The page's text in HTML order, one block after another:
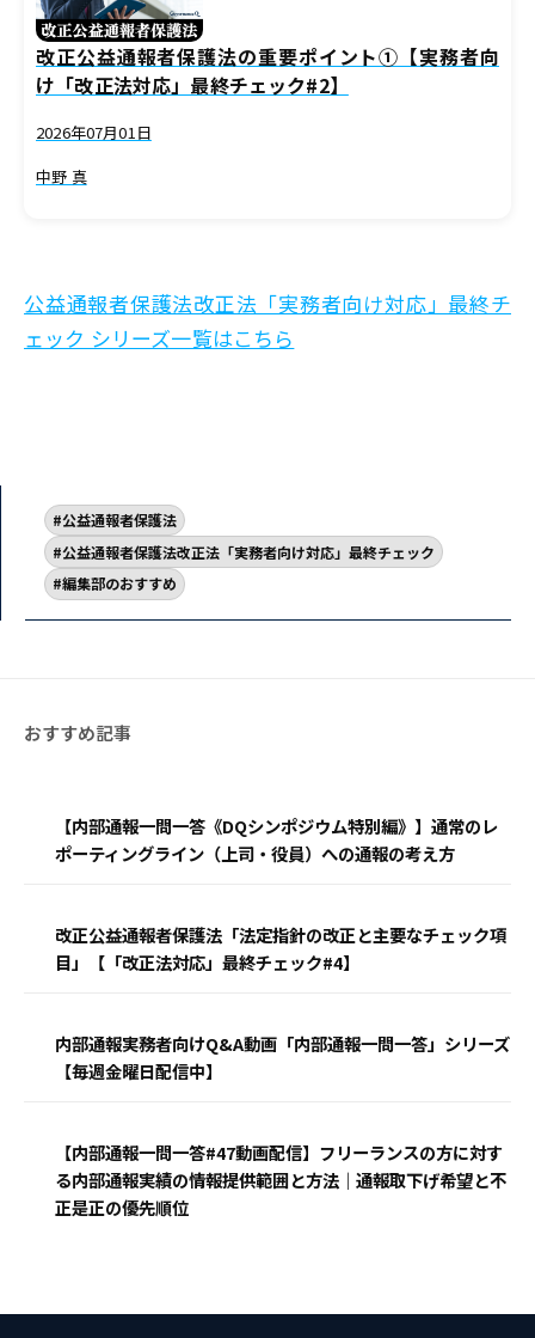
改正公益通報者保護法の重要ポイント①【実務者向
け「改正法対応」最終チェック#2】
2026年07月01日
中野 真
公益通報者保護法改正法「実務者向け対応」最終チ
ェック シリーズ一覧はこちら
公益通報者保護法
公益通報者保護法改正法「実務者向け対応」最終チェック
編集部のおすすめ
【内部通報一問一答《DQシンポジウム特別編》】通常のレ
ポーティングライン（上司・役員）への通報の考え方
改正公益通報者保護法「法定指針の改正と主要なチェック項
目」【「改正法対応」最終チェック#4】
内部通報実務者向けQ&A動画「内部通報一問一答」シリーズ
【毎週金曜日配信中】
【内部通報一問一答#47動画配信】フリーランスの方に対す
る内部通報実績の情報提供範囲と方法｜通報取下げ希望と不
正是正の優先順位